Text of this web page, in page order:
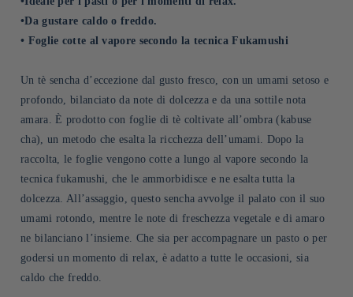
•Da gustare caldo o freddo.
• Foglie cotte al vapore secondo la tecnica Fukamushi
Un tè sencha d’eccezione dal gusto fresco, con un umami setoso e
profondo, bilanciato da note di dolcezza e da una sottile nota
amara. È prodotto con foglie di tè coltivate all’ombra (kabuse
cha), un metodo che esalta la ricchezza dell’umami. Dopo la
raccolta, le foglie vengono cotte a lungo al vapore secondo la
tecnica fukamushi, che le ammorbidisce e ne esalta tutta la
dolcezza. All’assaggio, questo sencha avvolge il palato con il suo
umami rotondo, mentre le note di freschezza vegetale e di amaro
ne bilanciano l’insieme. Che sia per accompagnare un pasto o per
godersi un momento di relax, è adatto a tutte le occasioni, sia
caldo che freddo.